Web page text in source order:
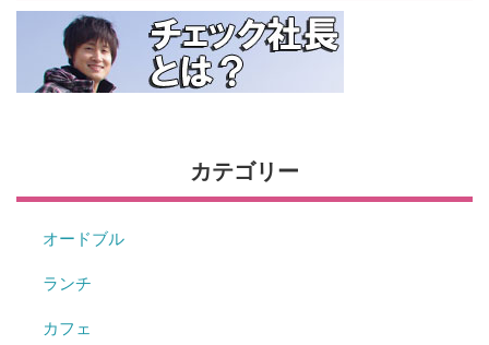
カテゴリー
オードブル
ランチ
カフェ